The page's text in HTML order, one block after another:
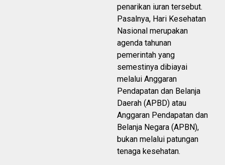
penarikan iuran tersebut.
Pasalnya, Hari Kesehatan
Nasional merupakan
agenda tahunan
pemerintah yang
semestinya dibiayai
melalui Anggaran
Pendapatan dan Belanja
Daerah (APBD) atau
Anggaran Pendapatan dan
Belanja Negara (APBN),
bukan melalui patungan
tenaga kesehatan.